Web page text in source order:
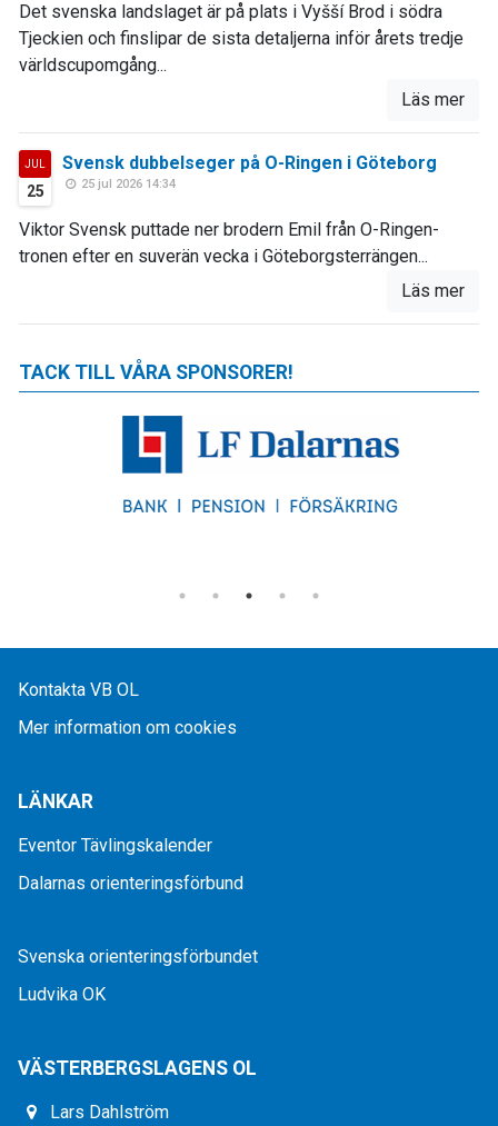
Det svenska landslaget är på plats i Vyšší Brod i södra
Tjeckien och finslipar de sista detaljerna inför årets tredje
världscupomgång...
Läs mer
JUL
25
Svensk dubbelseger på O-Ringen i Göteborg
25 jul 2026 14:34
Viktor Svensk puttade ner brodern Emil från O-Ringen-
tronen efter en suverän vecka i Göteborgsterrängen...
Läs mer
TACK TILL VÅRA SPONSORER!
Kontakta VB OL
Mer information om cookies
LÄNKAR
Eventor Tävlingskalender
Dalarnas orienteringsförbund
Svenska orienteringsförbundet
Ludvika OK
VÄSTERBERGSLAGENS OL
Lars Dahlström